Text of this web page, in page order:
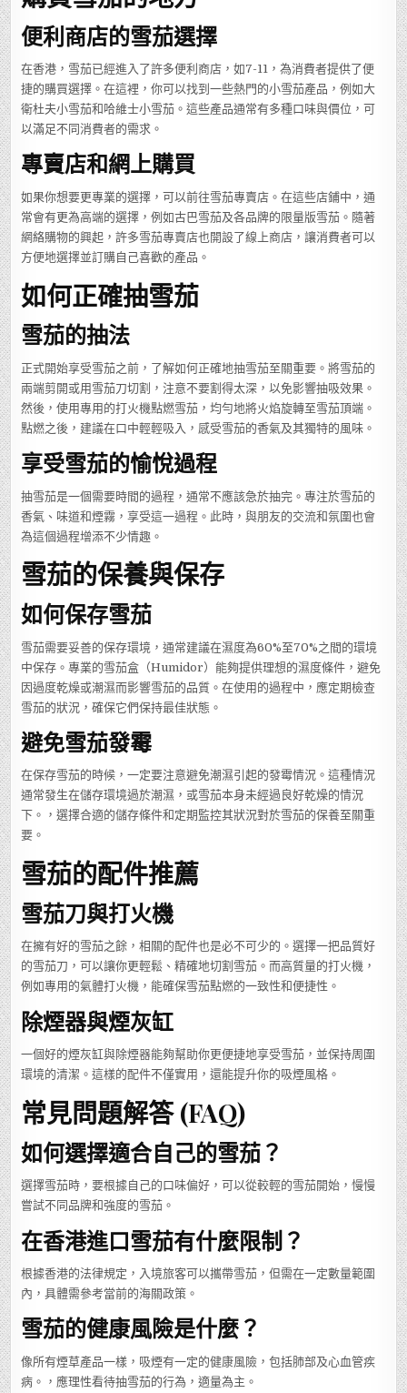
便利商店的雪茄選擇
在香港，雪茄已經進入了許多便利商店，如7-11，為消費者提供了便
捷的購買選擇。在這裡，你可以找到一些熱門的小雪茄產品，例如大
衛杜夫小雪茄和哈維士小雪茄。這些產品通常有多種口味與價位，可
以滿足不同消費者的需求。
專賣店和網上購買
如果你想要更專業的選擇，可以前往雪茄專賣店。在這些店鋪中，通
常會有更為高端的選擇，例如古巴雪茄及各品牌的限量版雪茄。隨著
網絡購物的興起，許多雪茄專賣店也開設了線上商店，讓消費者可以
方便地選擇並訂購自己喜歡的產品。
如何正確抽雪茄
雪茄的抽法
正式開始享受雪茄之前，了解如何正確地抽雪茄至關重要。將雪茄的
兩端剪開或用雪茄刀切割，注意不要割得太深，以免影響抽吸效果。
然後，使用專用的打火機點燃雪茄，均勻地將火焰旋轉至雪茄頂端。
點燃之後，建議在口中輕輕吸入，感受雪茄的香氣及其獨特的風味。
享受雪茄的愉悅過程
抽雪茄是一個需要時間的過程，通常不應該急於抽完。專注於雪茄的
香氣、味道和煙霧，享受這一過程。此時，與朋友的交流和氛圍也會
為這個過程增添不少情趣。
雪茄的保養與保存
如何保存雪茄
雪茄需要妥善的保存環境，通常建議在濕度為60%至70%之間的環境
中保存。專業的雪茄盒（Humidor）能夠提供理想的濕度條件，避免
因過度乾燥或潮濕而影響雪茄的品質。在使用的過程中，應定期檢查
雪茄的狀況，確保它們保持最佳狀態。
避免雪茄發霉
在保存雪茄的時候，一定要注意避免潮濕引起的發霉情況。這種情況
通常發生在儲存環境過於潮濕，或雪茄本身未經過良好乾燥的情況
下。，選擇合適的儲存條件和定期監控其狀況對於雪茄的保養至關重
要。
雪茄的配件推薦
雪茄刀與打火機
在擁有好的雪茄之餘，相關的配件也是必不可少的。選擇一把品質好
的雪茄刀，可以讓你更輕鬆、精確地切割雪茄。而高質量的打火機，
例如專用的氣體打火機，能確保雪茄點燃的一致性和便捷性。
除煙器與煙灰缸
一個好的煙灰缸與除煙器能夠幫助你更便捷地享受雪茄，並保持周圍
環境的清潔。這樣的配件不僅實用，還能提升你的吸煙風格。
常見問題解答 (FAQ)
如何選擇適合自己的雪茄？
選擇雪茄時，要根據自己的口味偏好，可以從較輕的雪茄開始，慢慢
嘗試不同品牌和強度的雪茄。
在香港進口雪茄有什麼限制？
根據香港的法律規定，入境旅客可以攜帶雪茄，但需在一定數量範圍
內，具體需參考當前的海關政策。
雪茄的健康風險是什麼？
像所有煙草產品一樣，吸煙有一定的健康風險，包括肺部及心血管疾
病。，應理性看待抽雪茄的行為，適量為主。